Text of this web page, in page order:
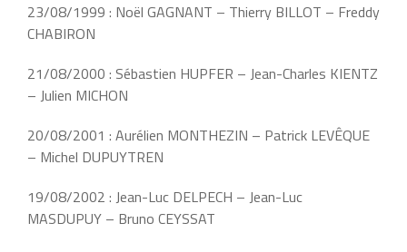
23/08/1999 : Noël GAGNANT – Thierry BILLOT – Freddy
CHABIRON
21/08/2000 : Sébastien HUPFER – Jean-Charles KIENTZ
– Julien MICHON
20/08/2001 : Aurélien MONTHEZIN – Patrick LEVÊQUE
– Michel DUPUYTREN
19/08/2002 : Jean-Luc DELPECH – Jean-Luc
MASDUPUY – Bruno CEYSSAT